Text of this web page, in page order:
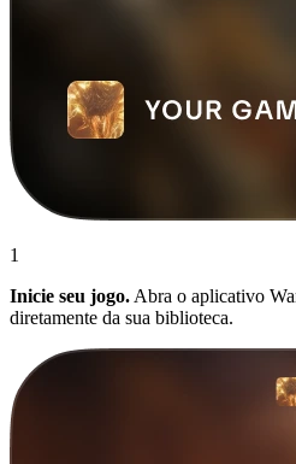
1
Inicie seu jogo. Abra o aplicativo
diretamente da sua biblioteca.